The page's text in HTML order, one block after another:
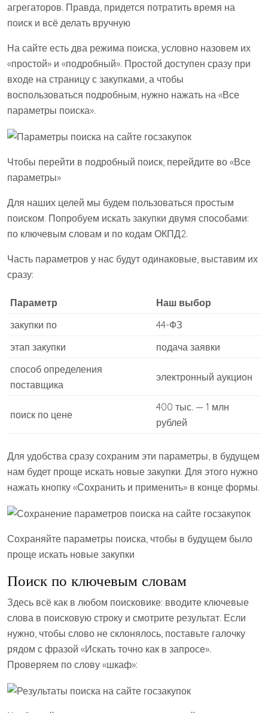
агрегаторов. Правда, придется потратить время на
поиск и всё делать вручную
На сайте есть два режима поиска, условно назовем их
«простой» и «подробный». Простой доступен сразу при
входе на страницу с закупками, а чтобы
воспользоваться подробным, нужно нажать на «Все
параметры поиска».
Чтобы перейти в подробный поиск, перейдите во «Все
параметры»
Для наших целей мы будем пользоваться простым
поиском. Попробуем искать закупки двумя способами:
по ключевым словам и по кодам ОКПД2.
Часть параметров у нас будут одинаковые, выставим их
сразу:
Параметр
Наш выбор
закупки по
44-ФЗ
этап закупки
подача заявки
способ определения
поставщика
электронный аукцион
поиск по цене
400 тыс. — 1 млн
рублей
Для удобства сразу сохраним эти параметры, в будущем
нам будет проще искать новые закупки. Для этого нужно
нажать кнопку «Сохранить и применить» в конце формы.
Сохраняйте параметры поиска, чтобы в будущем было
проще искать новые закупки
Поиск по ключевым словам
Здесь всё как в любом поисковике: вводите ключевые
слова в поисковую строку и смотрите результат. Если
нужно, чтобы слово не склонялось, поставьте галочку
рядом с фразой «Искать точно как в запросе».
Проверяем по слову «шкаф»: